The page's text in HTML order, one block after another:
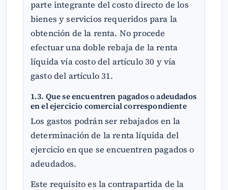
parte integrante del costo directo de los
bienes y servicios requeridos para la
obtención de la renta. No procede
efectuar una doble rebaja de la renta
líquida vía costo del artículo 30 y vía
gasto del artículo 31.
1.3. Que se encuentren pagados o adeudados
en el ejercicio comercial correspondiente
Los gastos podrán ser rebajados en la
determinación de la renta líquida del
ejercicio en que se encuentren pagados o
adeudados.
Este requisito es la contrapartida de la